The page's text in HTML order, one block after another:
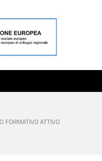
FORMATIVO ATTIVO